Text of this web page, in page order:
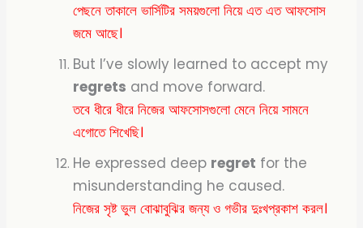
পেছনে তাকালে ভার্সিটির সময়গুলো নিয়ে এত এত আফসোস
জমে আছে।
But I’ve slowly learned to accept my
regrets and move forward.
তবে ধীরে ধীরে নিজের আফসোসগুলো মেনে নিয়ে সামনে
এগোতে শিখেছি।
He expressed deep regret for the
misunderstanding he caused.
নিজের সৃষ্ট ভুল বোঝাবুঝির জন্য ও গভীর দুঃখপ্রকাশ করল।